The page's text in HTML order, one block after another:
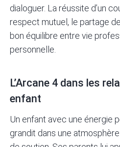
dialoguer. La réussite d’un
respect mutuel, le partage
bon équilibre entre vie
personnelle.
L’Arcane 4 dans les
enfant
Un enfant avec une énergie
grandit dans une